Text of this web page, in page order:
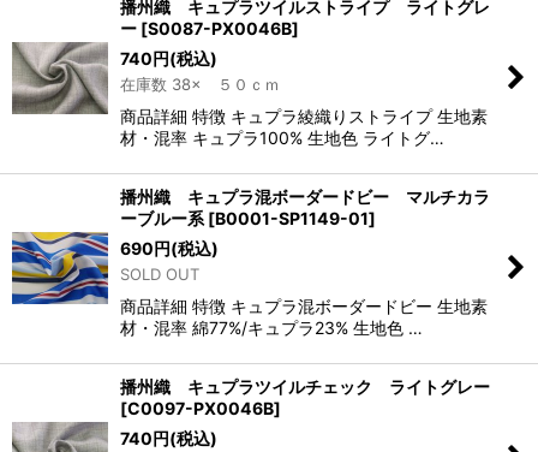
播州織 キュプラツイルストライプ ライトグレ
ー [S0087-PX0046B]
740円(税込)
在庫数 38× ５０ｃｍ
商品詳細 特徴 キュプラ綾織りストライプ 生地素
材・混率 キュプラ100% 生地色 ライトグ…
播州織 キュプラ混ボーダードビー マルチカラ
ーブルー系 [B0001-SP1149-01]
690円(税込)
SOLD OUT
商品詳細 特徴 キュプラ混ボーダードビー 生地素
材・混率 綿77%/キュプラ23% 生地色 …
播州織 キュプラツイルチェック ライトグレー
[C0097-PX0046B]
740円(税込)